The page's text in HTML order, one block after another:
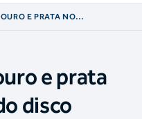
E PRATA NO
EM SANTIAGO 2023
e prata
disco